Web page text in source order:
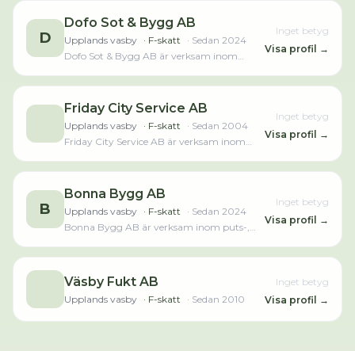
D
Dofo Sot & Bygg AB
Upplands vasby · F-skatt · Sedan 2024
Dofo Sot & Bygg AB är verksam inom
Bygg AB omsatte 605 000,00 kr senaste
Inget betyg
Visa profil →
Friday City Service AB
Upplands vasby · F-skatt · Sedan 2004
Friday City Service AB är verksam inom
jobbade 18 personer på företaget. Bolaget
2004. Friday City Service AB omsatte
10 032 000,00 kr senaste räkenskapsåret
Inget betyg
Visa profil →
B
Bonna Bygg AB
Upplands vasby · F-skatt · Sedan 2024
Bonna Bygg AB är verksam inom puts-,
Bonna Bygg AB omsatte 3 487 000,00 kr
senaste räkenskapsåret (2024).
Inget betyg
Visa profil →
Väsby Fukt AB
Upplands vasby · F-skatt · Sedan 2010
Inget betyg
Visa profil →